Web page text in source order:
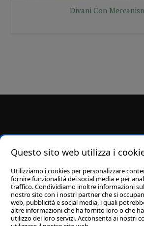
Divani Con
Pomioli arredamenti di Pomioli Pierino &
Email:info@arredamentipomioli.it-
Privacy Policy-Cookie
Questo sito web utilizza i
Utilizziamo i cookies per personalizzare
fornire funzionalità dei social media e per
traffico. Condividiamo inoltre informazioni
nostro sito con i nostri partner che si
web, pubblicità e social media, i quali
altre informazioni che ha fornito loro o che
utilizzo dei loro servizi. Acconsenta ai nostri